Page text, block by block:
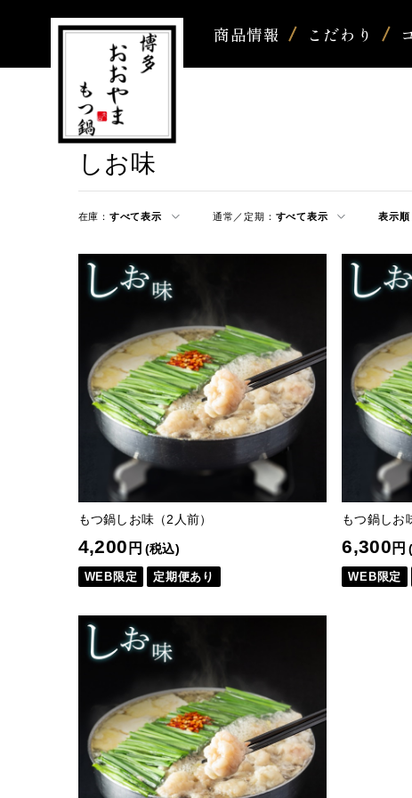
商品情報 こだわり
しお味
在庫： すべて表示 通常／定期： すべて表示 表示順
もつ鍋しお味（2人前）
4,200 円 (税込)
WEB限定 定期便あり
もつ鍋しお
6,300 円
WEB限定